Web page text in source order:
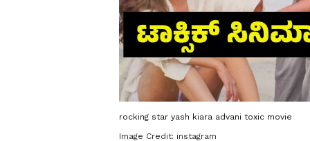
rocking star yash kiara advani toxic movie
Image Credit: instagram